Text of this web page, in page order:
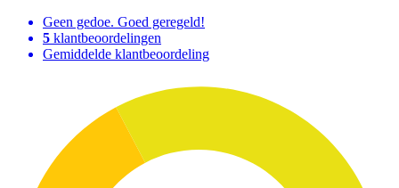
Geen gedoe. Goed geregeld!
5 klantbeoordelingen
Gemiddelde klantbeoordeling